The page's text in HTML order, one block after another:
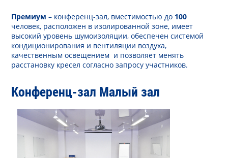
Премиум – конференц-зал, вместимостью до 100
человек, расположен в изолированной зоне, имеет
высокий уровень шумоизоляции, обеспечен системой
кондиционирования и вентиляции воздуха,
качественным освещением и позволяет менять
расстановку кресел согласно запросу участников.
Конференц-зал Малый зал